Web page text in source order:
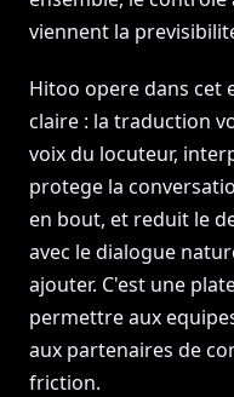
viennent la
Hitoo opere dans cet
claire : la traduction
voix du locuteur,
protege la
en bout, et reduit le
avec le dialogue
ajouter. C'est une
permettre aux
aux partenaires de
friction.